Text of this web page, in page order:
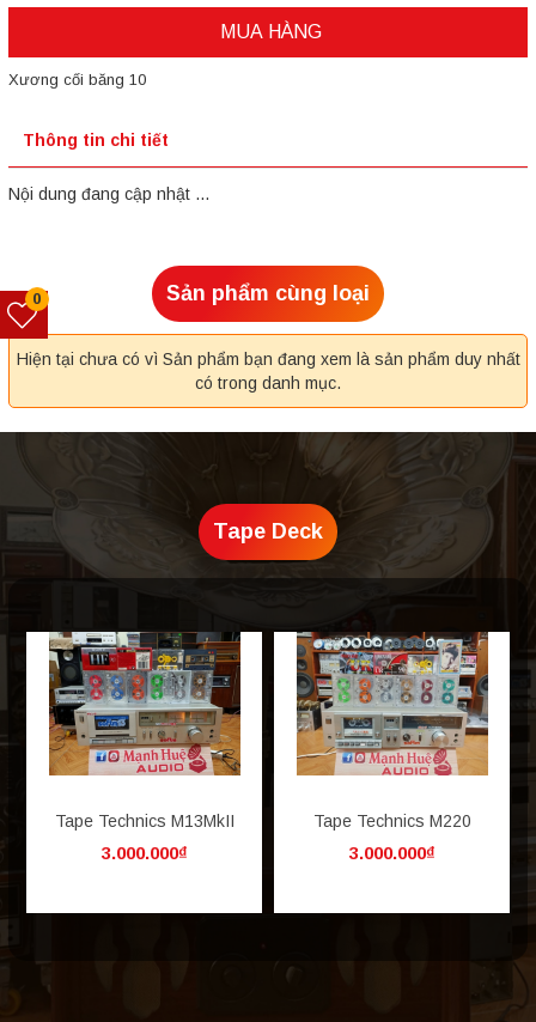
MUA HÀNG
Xương cối băng 10
Thông tin chi tiết
Nội dung đang cập nhật ...
Sản phẩm cùng loại
Hiện tại chưa có vì Sản phẩm bạn đang xem là sản phẩm duy nhất
có trong danh mục.
Tape Deck
Tape Technics M13MkII
3.000.000₫
Tape Technics M220
3.000.000₫
0